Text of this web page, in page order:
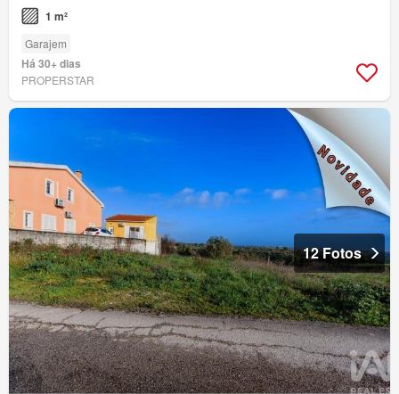
1 m²
Garajem
Há 30+ dias
PROPERSTAR
12 Fotos